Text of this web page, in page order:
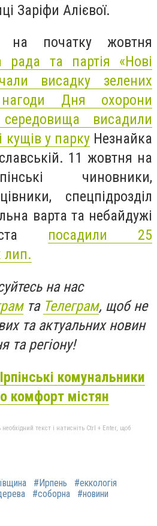
Заріфи Алієвої.
на початку жовтня
рада та партія «Нові
висадку зелених
Дня охорони
висадили
кущів у паркуНезнайка
11 жовтня на
чиновники,
спецпідрозділ
варта та небайдужі
посадили 25
лип.
на нас
та Телеграм, щоб не
та актуальних новин
та регіону!
комунальники
комфорт містян
текст і натисніть Ctrl + Enter, щоб
#Ирпень
#еккологія
#соборна #новини